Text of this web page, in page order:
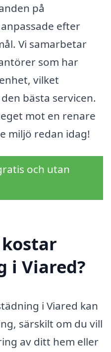
på
efter
Vi samarbetar
som har
vilket
bästa servicen.
mot en renare
miljö redan idag!
och utan
i Viared?
i Viared kan
särskilt om du vill
av ditt hem eller